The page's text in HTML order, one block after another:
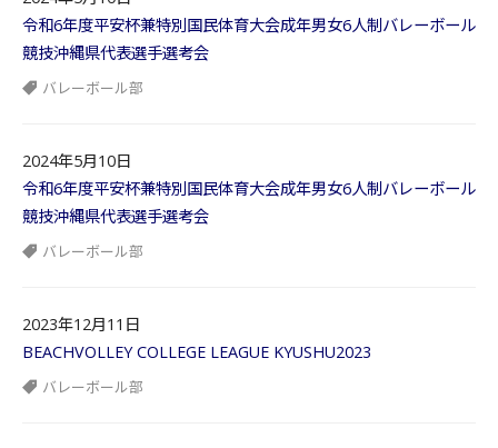
令和6年度平安杯兼特別国民体育大会成年男女6人制バレーボール
競技沖縄県代表選手選考会
バレーボール部
2024年5月10日
令和6年度平安杯兼特別国民体育大会成年男女6人制バレーボール
競技沖縄県代表選手選考会
バレーボール部
2023年12月11日
BEACHVOLLEY COLLEGE LEAGUE KYUSHU2023
バレーボール部